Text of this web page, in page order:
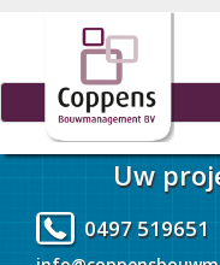
Uw
0497 519651